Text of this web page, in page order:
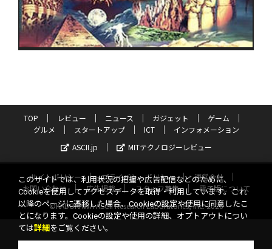
TOP レビュー ニュース ガジェット
ゲーム
グルメ
スタートアップ ICT
インフォメーション
ASCII.jp
MITテクノロジーレビュー
サイトポリシー プライバシーポリシー
運営会社
お問い合わせ
広告掲載 スタッフ募集
電子版について
©KADOKAWA ASCII Research Laboratories, Inc. 2026
このサイトでは、利用状況の把握や広告配信などのために、
Cookieを使用してアクセスデータを取得・利用しています。これ
以降のページに遷移した場合、Cookieの設定や使用に同意したこ
とになります。Cookieの設定や使用の詳細、オプトアウトについ
ては詳細 をご覧ください。